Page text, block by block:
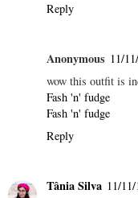
Reply
Anonymous 11/
wow this outfit is
Fash 'n' fudge
Fash 'n' fudge
Reply
Tânia Silva 11/